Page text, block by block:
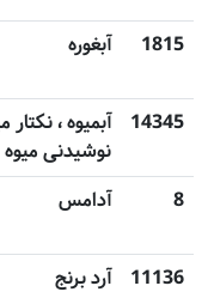
1815 آبغوره
14345
آبمیوه ، نکتار
نوشیدنی میوه
8 آدامس
11136 ‌آرد برنج